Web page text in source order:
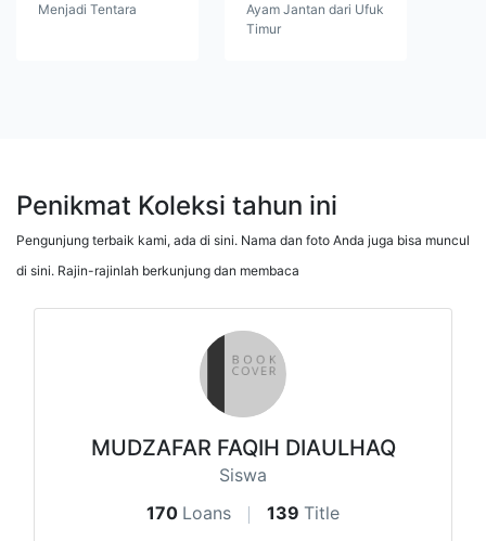
Menjadi Tentara
Ayam Jantan dari Ufuk
Timur
Penikmat Koleksi tahun ini
Pengunjung terbaik kami, ada di sini. Nama dan foto Anda juga bisa muncul
di sini. Rajin-rajinlah berkunjung dan membaca
MUDZAFAR FAQIH DIAULHAQ
Siswa
170 Loans 139 Title